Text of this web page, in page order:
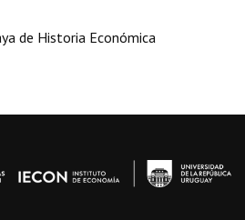
de Historia Económica